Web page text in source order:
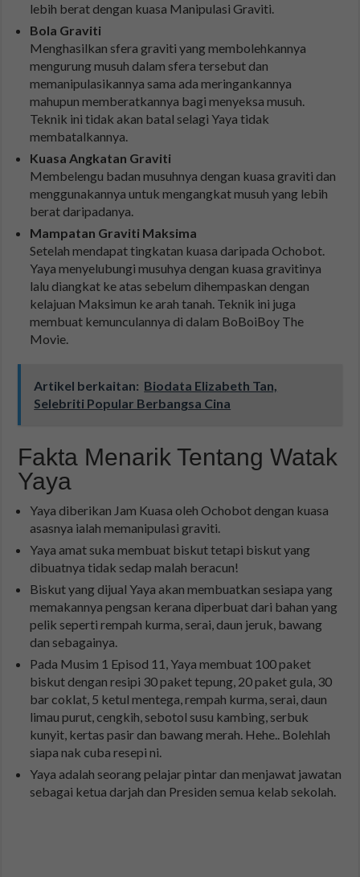
lebih berat dengan kuasa Manipulasi Graviti.
Bola Graviti
Menghasilkan sfera graviti yang membolehkannya
mengurung musuh dalam sfera tersebut dan
memanipulasikannya sama ada meringankannya
mahupun memberatkannya bagi menyeksa musuh.
Teknik ini tidak akan batal selagi Yaya tidak
membatalkannya.
Kuasa Angkatan Graviti
Membelengu badan musuhnya dengan kuasa graviti dan
menggunakannya untuk mengangkat musuh yang lebih
berat daripadanya.
Mampatan Graviti Maksima
Setelah mendapat tingkatan kuasa daripada Ochobot.
Yaya menyelubungi musuhya dengan kuasa gravitinya
lalu diangkat ke atas sebelum dihempaskan dengan
kelajuan Maksimun ke arah tanah. Teknik ini juga
membuat kemunculannya di dalam BoBoiBoy The
Movie.
Artikel berkaitan: Biodata Elizabeth Tan,
Selebriti Popular Berbangsa Cina
Fakta Menarik Tentang Watak
Yaya
Yaya diberikan Jam Kuasa oleh Ochobot dengan kuasa
asasnya ialah memanipulasi graviti.
Yaya amat suka membuat biskut tetapi biskut yang
dibuatnya tidak sedap malah beracun!
Biskut yang dijual Yaya akan membuatkan sesiapa yang
memakannya pengsan kerana diperbuat dari bahan yang
pelik seperti rempah kurma, serai, daun jeruk, bawang
dan sebagainya.
Pada Musim 1 Episod 11, Yaya membuat 100 paket
biskut dengan resipi 30 paket tepung, 20 paket gula, 30
bar coklat, 5 ketul mentega, rempah kurma, serai, daun
limau purut, cengkih, sebotol susu kambing, serbuk
kunyit, kertas pasir dan bawang merah. Hehe.. Bolehlah
siapa nak cuba resepi ni.
Yaya adalah seorang pelajar pintar dan menjawat jawatan
sebagai ketua darjah dan Presiden semua kelab sekolah.